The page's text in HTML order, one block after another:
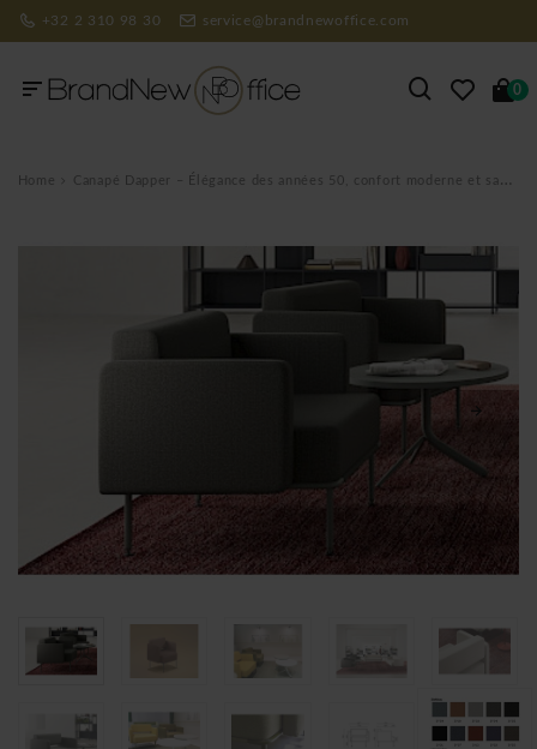
+32 2 310 98 30 service@brandnewoffice.com
0
Home Canapé Dapper – Élégance des années 50, confort moderne et savoir-faire italien